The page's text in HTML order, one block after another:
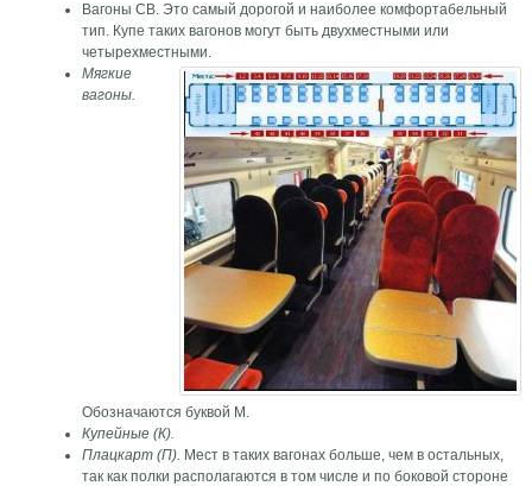
Вагоны СВ. Это самый дорогой и наиболее комфортабельный
тип. Купе таких вагонов могут быть двухместными или
четырехместными.
Мягкие
вагоны.
Обозначаются буквой М.
Купейные (К).
Плацкарт (П). Мест в таких вагонах больше, чем в остальных,
так как полки располагаются в том числе и по боковой стороне